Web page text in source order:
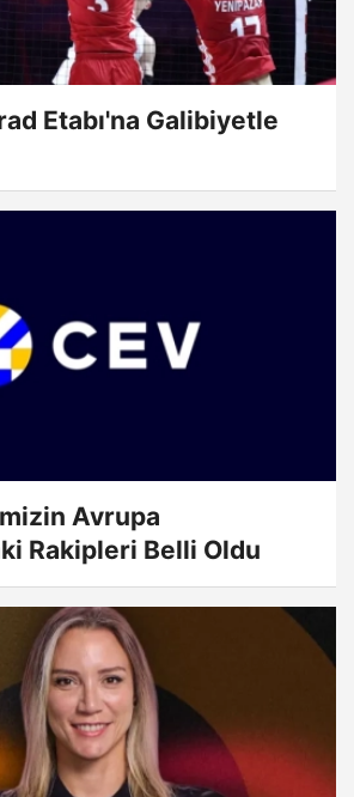
Etabı'na Galibiyetle
Avrupa
Rakipleri Belli Oldu